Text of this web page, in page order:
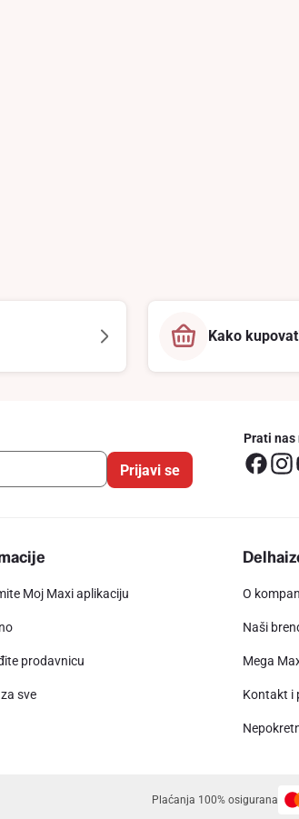
Kako
Prijavi se
Prati nas
Moj Maxi aplikaciju
prodavnicu
sve
O
Naši
Mega
Kontakt i
Plaćanja 100% osigurana